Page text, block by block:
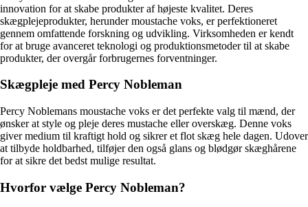
innovation for at skabe produkter af højeste kvalitet. Deres
skægplejeprodukter, herunder moustache voks, er perfektioneret
gennem omfattende forskning og udvikling. Virksomheden er kendt
for at bruge avanceret teknologi og produktionsmetoder til at skabe
produkter, der overgår forbrugernes forventninger.
Skægpleje med Percy Nobleman
Percy Noblemans moustache voks er det perfekte valg til mænd, der
ønsker at style og pleje deres mustache eller overskæg. Denne voks
giver medium til kraftigt hold og sikrer et flot skæg hele dagen. Udover
at tilbyde holdbarhed, tilføjer den også glans og blødgør skæghårene
for at sikre det bedst mulige resultat.
Hvorfor vælge Percy Nobleman?